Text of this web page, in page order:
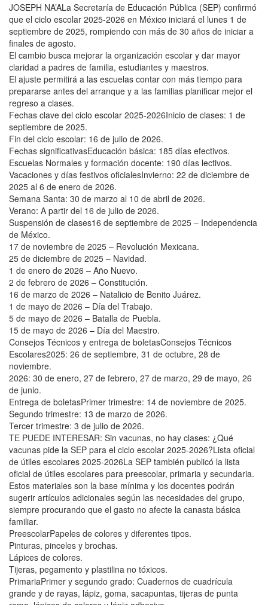
JOSEPH NA’ALa Secretaría de Educación Pública (SEP) confirmó
que el ciclo escolar 2025-2026 en México iniciará el lunes 1 de
septiembre de 2025, rompiendo con más de 30 años de iniciar a
finales de agosto.
El cambio busca mejorar la organización escolar y dar mayor
claridad a padres de familia, estudiantes y maestros.
El ajuste permitirá a las escuelas contar con más tiempo para
prepararse antes del arranque y a las familias planificar mejor el
regreso a clases.
Fechas clave del ciclo escolar 2025-2026Inicio de clases: 1 de
septiembre de 2025.
Fin del ciclo escolar: 16 de julio de 2026.
Fechas significativasEducación básica: 185 días efectivos.
Escuelas Normales y formación docente: 190 días lectivos.
Vacaciones y días festivos oficialesInvierno: 22 de diciembre de
2025 al 6 de enero de 2026.
Semana Santa: 30 de marzo al 10 de abril de 2026.
Verano: A partir del 16 de julio de 2026.
Suspensión de clases16 de septiembre de 2025 – Independencia
de México.
17 de noviembre de 2025 – Revolución Mexicana.
25 de diciembre de 2025 – Navidad.
1 de enero de 2026 – Año Nuevo.
2 de febrero de 2026 – Constitución.
16 de marzo de 2026 – Natalicio de Benito Juárez.
1 de mayo de 2026 – Día del Trabajo.
5 de mayo de 2026 – Batalla de Puebla.
15 de mayo de 2026 – Día del Maestro.
Consejos Técnicos y entrega de boletasConsejos Técnicos
Escolares2025: 26 de septiembre, 31 de octubre, 28 de
noviembre.
2026: 30 de enero, 27 de febrero, 27 de marzo, 29 de mayo, 26
de junio.
Entrega de boletasPrimer trimestre: 14 de noviembre de 2025.
Segundo trimestre: 13 de marzo de 2026.
Tercer trimestre: 3 de julio de 2026.
TE PUEDE INTERESAR: Sin vacunas, no hay clases: ¿Qué
vacunas pide la SEP para el ciclo escolar 2025-2026?Lista oficial
de útiles escolares 2025-2026La SEP también publicó la lista
oficial de útiles escolares para preescolar, primaria y secundaria.
Estos materiales son la base mínima y los docentes podrán
sugerir artículos adicionales según las necesidades del grupo,
siempre procurando que el gasto no afecte la canasta básica
familiar.
PreescolarPapeles de colores y diferentes tipos.
Pinturas, pinceles y brochas.
Lápices de colores.
Tijeras, pegamento y plastilina no tóxicos.
PrimariaPrimer y segundo grado: Cuadernos de cuadrícula
grande y de rayas, lápiz, goma, sacapuntas, tijeras de punta